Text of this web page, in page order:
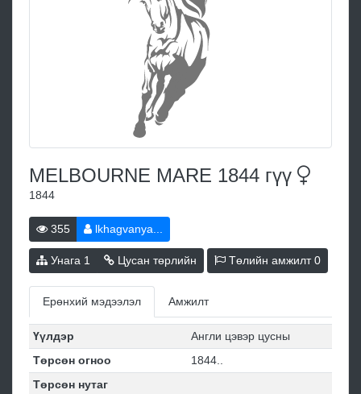
MELBOURNE MARE 1844 гүү
1844
355 lkhagvanya...
Унага 1 Цусан төрлийн Төлийн амжилт0
Ерөнхий мэдээлэл Амжилт
Үүлдэр
Англи цэвэр цусны
Төрсөн огноо
1844..
Төрсөн нутаг